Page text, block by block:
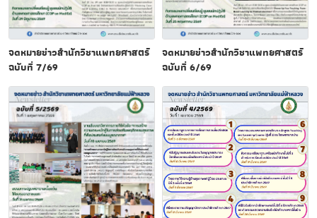
จดหมายข่าวสำนักวิชาแพทยศาสตร์
ฉบับที่ 7/69
จดหมายข่าวสำนักวิชาแพทยศาสตร์
ฉบับที่ 6/69